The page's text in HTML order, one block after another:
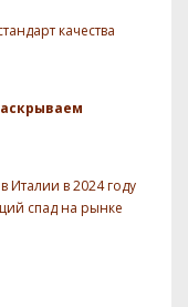
качества
Италии в 2024 году
спад на рынке